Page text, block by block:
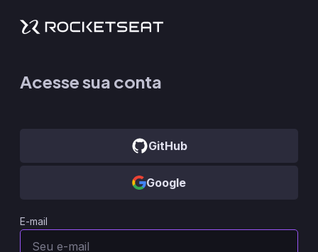
Acesse sua conta
GitHub
Google
E-mail